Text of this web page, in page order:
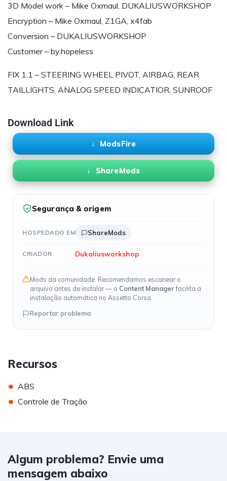
3D Model work – Mike Oxmaul, DUKALIUSWORKSHOP
Encryption – Mike Oxmaul, Z1GA, x4fab
Conversion – DUKALIUSWORKSHOP
Customer – by.hopeless
FIX 1.1 – STEERING WHEEL PIVOT, AIRBAG, REAR
TAILLIGHTS, ANALOG SPEED INDICATIOR, SUNROOF
Download Link
ModsFire
ShareMods
Segurança & origem
HOSPEDADO EM ShareMods
CRIADOR Dukaliusworkshop
Mods da comunidade. Recomendamos escanear o
arquivo antes de instalar — o Content Managerfacilita a
instalação automática no Assetto Corsa.
Reportar problema
Recursos
• ABS
• Controle de Tração
Algum problema? Envie uma
mensagem abaixo